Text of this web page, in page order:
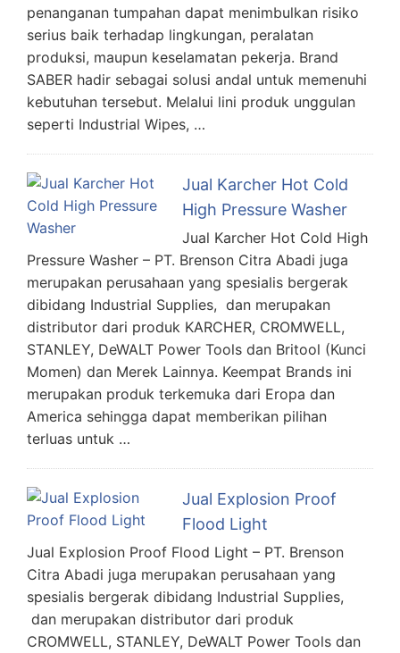
penanganan tumpahan dapat menimbulkan risiko
serius baik terhadap lingkungan, peralatan
produksi, maupun keselamatan pekerja. Brand
SABER hadir sebagai solusi andal untuk memenuhi
kebutuhan tersebut. Melalui lini produk unggulan
seperti Industrial Wipes, …
Jual Karcher Hot Cold
High Pressure Washer
Jual Karcher Hot Cold High
Pressure Washer – PT. Brenson Citra Abadi juga
merupakan perusahaan yang spesialis bergerak
dibidang Industrial Supplies, dan merupakan
distributor dari produk KARCHER, CROMWELL,
STANLEY, DeWALT Power Tools dan Britool (Kunci
Momen) dan Merek Lainnya. Keempat Brands ini
merupakan produk terkemuka dari Eropa dan
America sehingga dapat memberikan pilihan
terluas untuk …
Jual Explosion Proof
Flood Light
Jual Explosion Proof Flood Light – PT. Brenson
Citra Abadi juga merupakan perusahaan yang
spesialis bergerak dibidang Industrial Supplies,
dan merupakan distributor dari produk
CROMWELL, STANLEY, DeWALT Power Tools dan